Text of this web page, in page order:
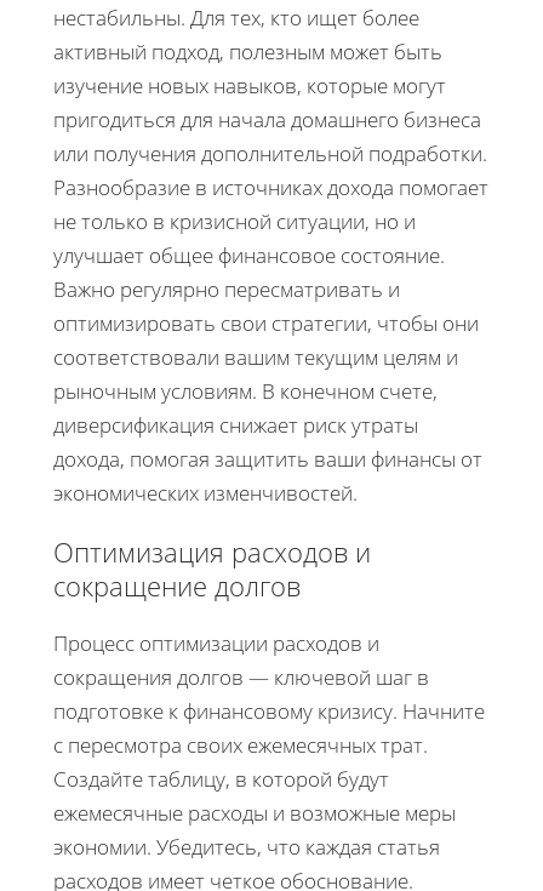
нестабильны. Для тех, кто ищет более
активный подход, полезным может быть
изучение новых навыков, которые могут
пригодиться для начала домашнего бизнеса
или получения дополнительной подработки.
Разнообразие в источниках дохода помогает
не только в кризисной ситуации, но и
улучшает общее финансовое состояние.
Важно регулярно пересматривать и
оптимизировать свои стратегии, чтобы они
соответствовали вашим текущим целям и
рыночным условиям. В конечном счете,
диверсификация снижает риск утраты
дохода, помогая защитить ваши финансы от
экономических изменчивостей.
Оптимизация расходов и
сокращение долгов
Процесс оптимизации расходов и
сокращения долгов — ключевой шаг в
подготовке к финансовому кризису. Начните
с пересмотра своих ежемесячных трат.
Создайте таблицу, в которой будут
ежемесячные расходы и возможные меры
экономии. Убедитесь, что каждая статья
расходов имеет четкое обоснование.